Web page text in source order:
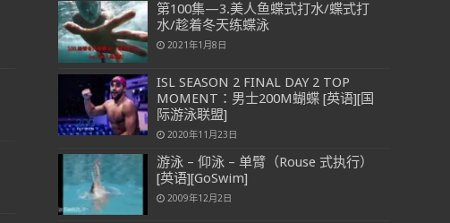
第100集—3.美人鱼蝶式打水/蝶式打
水/趁着冬天练蝶泳
2021年1月8日
ISL SEASON 2 FINAL DAY 2 TOP
MOMENT：男士200M蝴蝶 [英语][国
际游泳联盟]
2020年11月23日
游泳 – 仰泳 – 单臂（Rouse 式执行）
[英语][GoSwim]
2009年12月2日